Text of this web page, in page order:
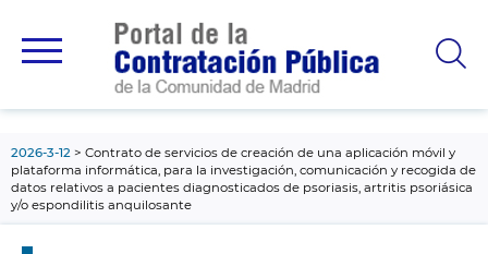
principal
2026-3-12
Contrato de servicios de creación de una aplicación móvil y
plataforma informática, para la investigación, comunicación y recogida de
datos relativos a pacientes diagnosticados de psoriasis, artritis psoriásica
y/o espondilitis anquilosante